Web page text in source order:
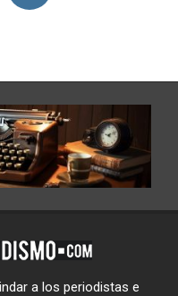
a los periodistas e